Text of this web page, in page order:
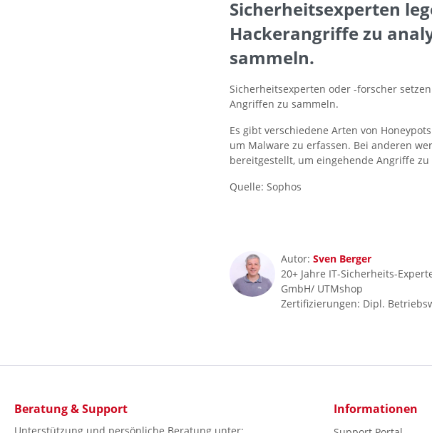
Sicherheitsexperten
Hackerangriffe zu
sammeln.
Sicherheitsexperten oder -forscher
Angriffen zu sammeln.
Es gibt verschiedene Arten von
um Malware zu erfassen. Bei anderen
bereitgestellt, um eingehende Angriffe
Quelle: Sophos
Autor: Sven Berger
20+ Jahre IT-Sicherheits-
GmbH/ UTMshop
Zertifizierungen: Dipl.
Beratung & Support Informationen